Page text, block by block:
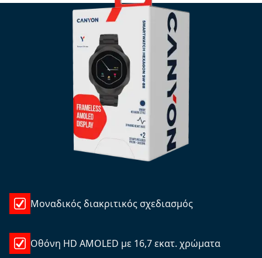
Μοναδικός διακριτικός σχεδιασμός
Οθόνη HD AMOLED με 16,7 εκατ. χρώματα